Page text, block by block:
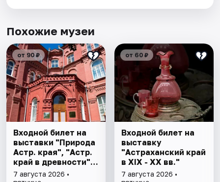
Похожие музеи
от 90 ₽
Входной билет на
выставки "Природа
Астр. края", "Астр.
край в древности",
"Заселение Астр.
7 августа 2026 •
от 60 ₽
Входной билет на
выставку
"Астраханский край
в XIX - XX вв."
7 августа 2026 •